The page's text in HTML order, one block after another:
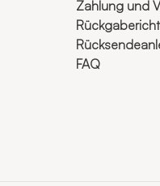
Zahlung und
FAQ